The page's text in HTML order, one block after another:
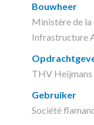
Bouwheer
Ministère de la
Infrastructure
THV Heijmans
Gebruiker
Société